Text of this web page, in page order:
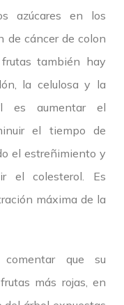
azúcares en los
de cáncer de colon
también hay
la celulosa y la
es aumentar el
el tiempo de
el estreñimiento y
el colesterol. Es
máxima de la
que su
más rojas, en